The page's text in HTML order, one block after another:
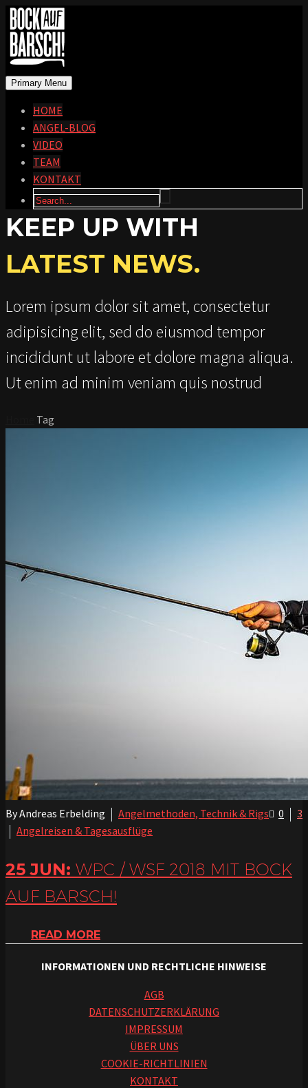
Primary Menu
HOME
ANGEL-BLOG
VIDEO
TEAM
KONTAKT
KEEP UP WITH
LATEST NEWS.
Lorem ipsum dolor sit amet, consectetur
adipisicing elit, sed do eiusmod tempor
incididunt ut labore et dolore magna aliqua.
Ut enim ad minim veniam quis nostrud
Tag
0 3
By Andreas Erbelding
Angelmethoden, Technik & Rigs
Angelreisen & Tagesausflüge
25 JUN: WPC / WSF 2018 MIT BOCK
AUF BARSCH!
READ MORE
INFORMATIONEN UND RECHTLICHE HINWEISE
AGB
DATENSCHUTZERKLÄRUNG
IMPRESSUM
ÜBER UNS
COOKIE-RICHTLINIEN
KONTAKT